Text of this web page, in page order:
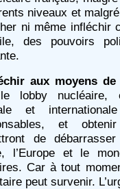
niveaux et
ni même infléchir
des pouvoirs
aux moyens
lobby nucléaire,
et
et
de
l’Europe et le
Car à tout
peut survenir.